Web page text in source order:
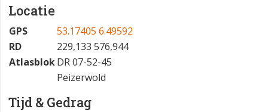
Locatie
GPS
53.17405 6.49592
RD
229,133 576,944
AtlasblokDR 07-52-45
Peizerwold
Tijd & Gedrag